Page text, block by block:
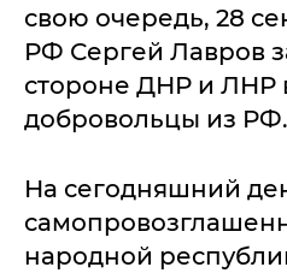
свою очередь, 28
РФ Сергей Лавров
стороне ДНР и
добровольцы из РФ.
На сегодняшний
народной